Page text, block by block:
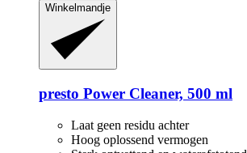
Winkelmandje
presto Power Cleaner, 500 ml
Laat geen residu achter
Hoog oplossend vermogen